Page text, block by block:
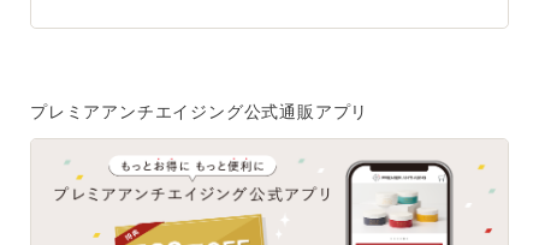
ベストコスメ受賞履歴
あしたの美肌 | 美容情報を発信・キレイをサポートするWe
bメディア
プレミアアンチエイジング公式通販アプリ